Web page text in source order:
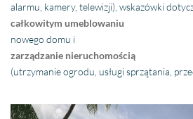
alarmu, kamery, telewizji), wskazówki
całkowitym umeblowaniu
nowego domu i
zarządzanie nieruchomością
(utrzymanie ogrodu, usługi sprzątania,